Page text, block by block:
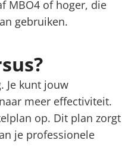
MBO4 of hoger, die
gebruiken.
Je kunt jouw
meer effectiviteit.
op. Dit plan zorgt
je professionele